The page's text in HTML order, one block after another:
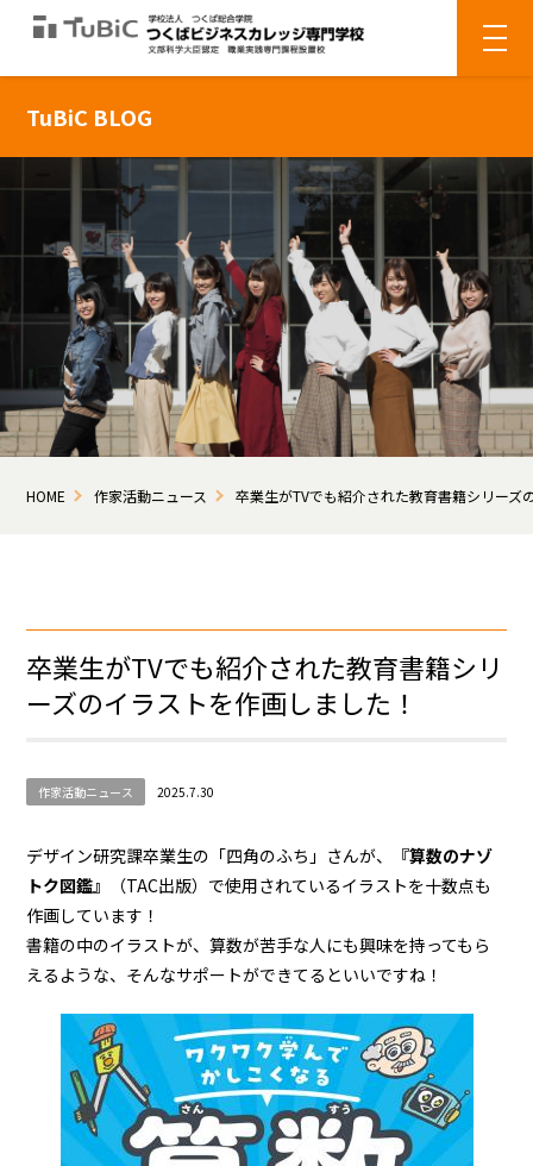
TuBiC BLOG
HOME 作家活動ニュース 卒業生がTVでも紹介された教育書籍シリーズ
卒業生がTVでも紹介された教育書籍シリ
ーズのイラストを作画しました！
作家活動ニュース 2025.7.30
デザイン研究課卒業生の「四角のふち」さんが、
『算数のナゾ
トク図鑑』
（TAC出版）で使用されているイラストを十数点も
作画しています！
書籍の中のイラストが、算数が苦手な人にも興味を持ってもら
えるような、そんなサポートができてるといいですね！